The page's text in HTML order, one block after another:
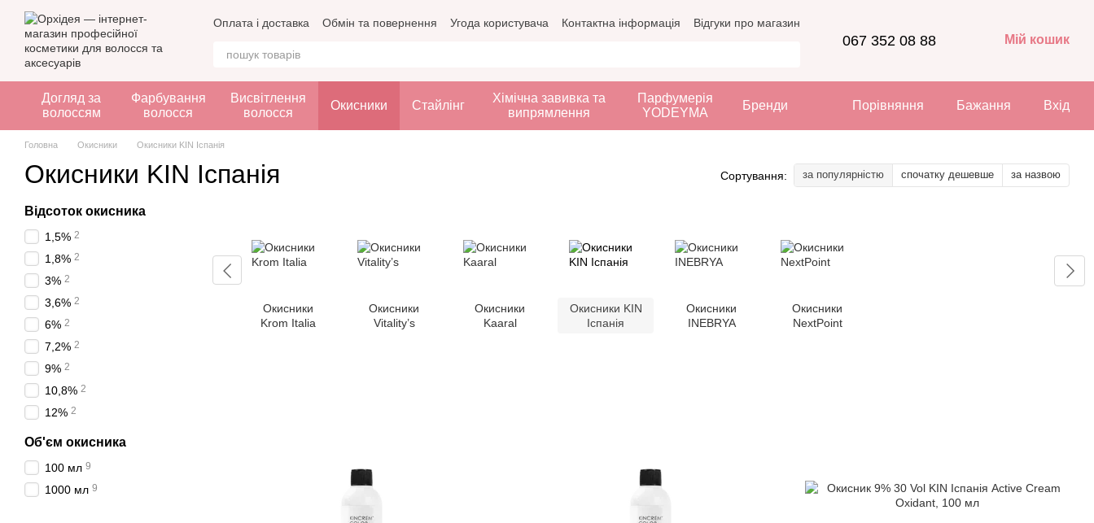
Перейти до основного контенту
Оплата і доставка Обмін та повернення Угода користувача Контактна інформація Відгуки про магазин
067 352 08 88 Мій кошик
Догляд за
волоссям
Фарбування
волосся
Висвітлення
волосся
Окисники Стайлінг
Хімічна завивка та
випрямлення
Парфумерія
YODEYMA
Бренди Порівняння Бажання Вхід
Головна Окисники Окисники KIN Іспанія
Окисники KIN Іспанія Сортування: за популярністю спочатку дешевше за назвою
Окисники
Krom Italia
Окисники
Vitality’s
Окисники
Kaaral
Окисники KIN
Іспанія
Окисники
INEBRYA
Окисники
NextPoint
Відсоток окисника
1,5% 2
1,8% 2
3% 2
3,6% 2
6% 2
7,2% 2
9% 2
10,8% 2
12% 2
Об'єм окисника
100 мл 9
1000 мл 9